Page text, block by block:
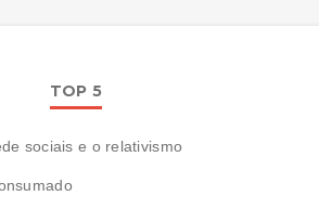
TOP 5
sociais e o relativismo